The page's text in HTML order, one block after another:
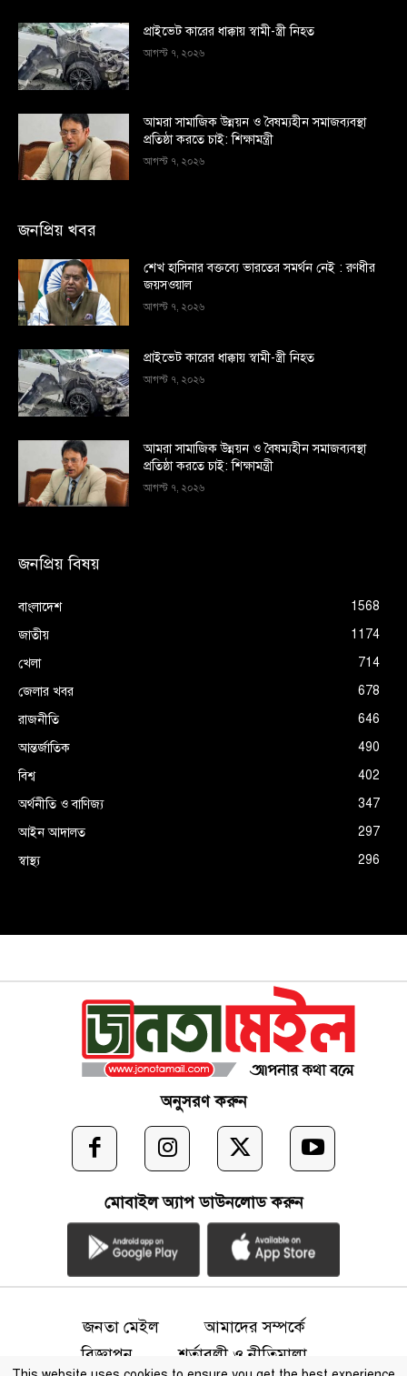
প্রাইভেট কারের ধাক্কায় স্বামী-স্ত্রী নিহত
আগস্ট ৭, ২০২৬
আমরা সামাজিক উন্নয়ন ও বৈষম্যহীন সমাজব্যবস্থা
প্রতিষ্ঠা করতে চাই: শিক্ষামন্ত্রী
আগস্ট ৭, ২০২৬
জনপ্রিয় খবর
শেখ হাসিনার বক্তব্যে ভারতের সমর্থন নেই : রণধীর
জয়সওয়াল
আগস্ট ৭, ২০২৬
প্রাইভেট কারের ধাক্কায় স্বামী-স্ত্রী নিহত
আগস্ট ৭, ২০২৬
আমরা সামাজিক উন্নয়ন ও বৈষম্যহীন সমাজব্যবস্থা
প্রতিষ্ঠা করতে চাই: শিক্ষামন্ত্রী
আগস্ট ৭, ২০২৬
জনপ্রিয় বিষয়
বাংলাদেশ
1568
জাতীয়
1174
খেলা
714
জেলার খবর
678
রাজনীতি
646
আন্তর্জাতিক
490
বিশ্ব
402
অর্থনীতি ও বাণিজ্য
347
আইন আদালত
297
স্বাস্থ্য
296
অনুসরণ করুন
মোবাইল অ্যাপ ডাউনলোড করুন
জনতা মেইল
আমাদের সম্পর্কে
বিজ্ঞাপন
শর্তাবলী ও নীতিমালা